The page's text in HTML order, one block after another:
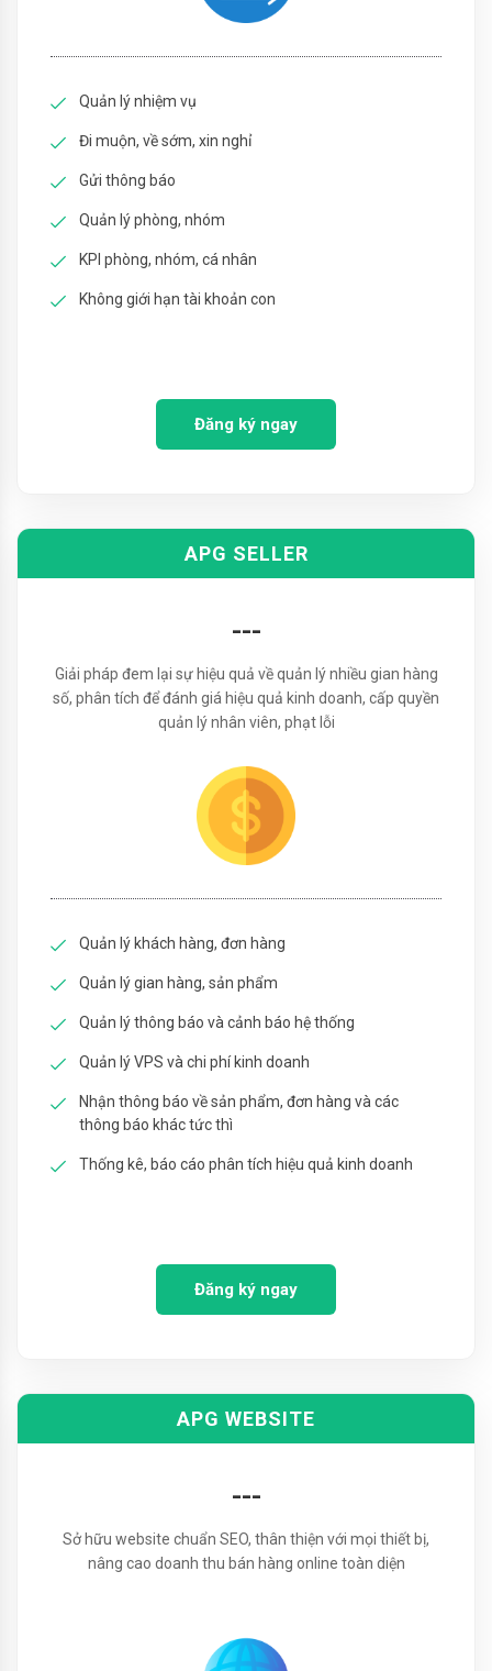
Quản lý nhiệm vụ
Đi muộn, về sớm, xin nghỉ
Gửi thông báo
Quản lý phòng, nhóm
KPI phòng, nhóm, cá nhân
Không giới hạn tài khoản con
Đăng ký ngay
APG SELLER
---
Giải pháp đem lại sự hiệu quả về quản lý nhiều gian hàng
số, phân tích để đánh giá hiệu quả kinh doanh, cấp quyền
quản lý nhân viên, phạt lỗi
Quản lý khách hàng, đơn hàng
Quản lý gian hàng, sản phẩm
Quản lý thông báo và cảnh báo hệ thống
Quản lý VPS và chi phí kinh doanh
Nhận thông báo về sản phẩm, đơn hàng và các
thông báo khác tức thì
Thống kê, báo cáo phân tích hiệu quả kinh doanh
Đăng ký ngay
APG WEBSITE
---
Sở hữu website chuẩn SEO, thân thiện với mọi thiết bị,
nâng cao doanh thu bán hàng online toàn diện